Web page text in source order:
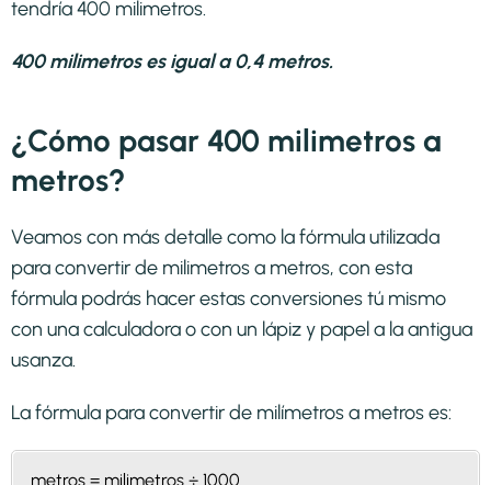
tendría 400 milimetros.
400 milimetros es igual a 0,4 metros.
¿Cómo pasar 400 milimetros a
metros?
Veamos con más detalle como la fórmula utilizada
para convertir de milimetros a metros, con esta
fórmula podrás hacer estas conversiones tú mismo
con una calculadora o con un lápiz y papel a la antigua
usanza.
La fórmula para convertir de milímetros a metroses:
metros = milimetros ÷ 1000